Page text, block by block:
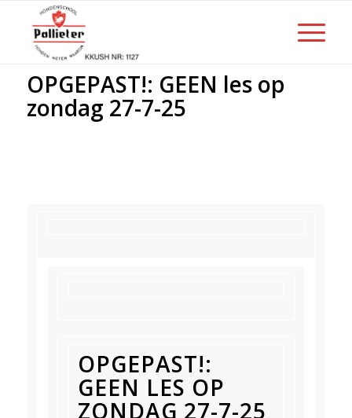
OPGEPAST!: GEEN les op
zondag 27-7-25
OPGEPAST!:
GEEN LES OP
ZONDAG 27-7-25